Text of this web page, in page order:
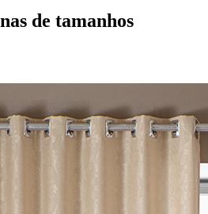
de tamanhos